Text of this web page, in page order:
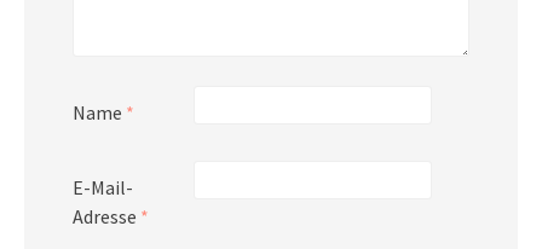
Name *
E-Mail-
Adresse *